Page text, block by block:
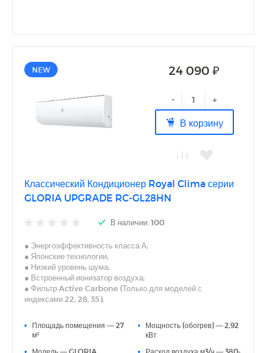
NEW 24 090 ₽
- +
В корзину
Классический Кондиционер Royal Clima серии
GLORIA UPGRADE RC-GL28HN
В наличии: 100
● Энергоэффективность класса А;
● Японские технологии;
● Низкий уровень шума;
● Встроенный ионизатор воздуха;
● Фильтр Active Carbone (Только для моделей с
индексами 22, 28, 35);
● 5 скоростей вентилятора внут. блока;
•
Площадь помещения — 27
м²
•
Модель — GLORIA
•
Мощность (обогрев) — 2,92
кВт
•
Расход воздуха м3/ч — 380-